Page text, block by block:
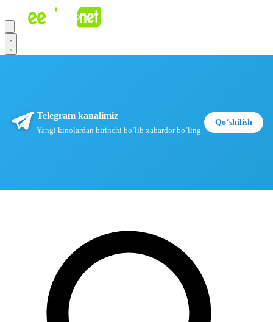
Telegram kanalimiz
Yangi kinolardan birinchi boʻlib xabardor boʻling
Qoʻshilish